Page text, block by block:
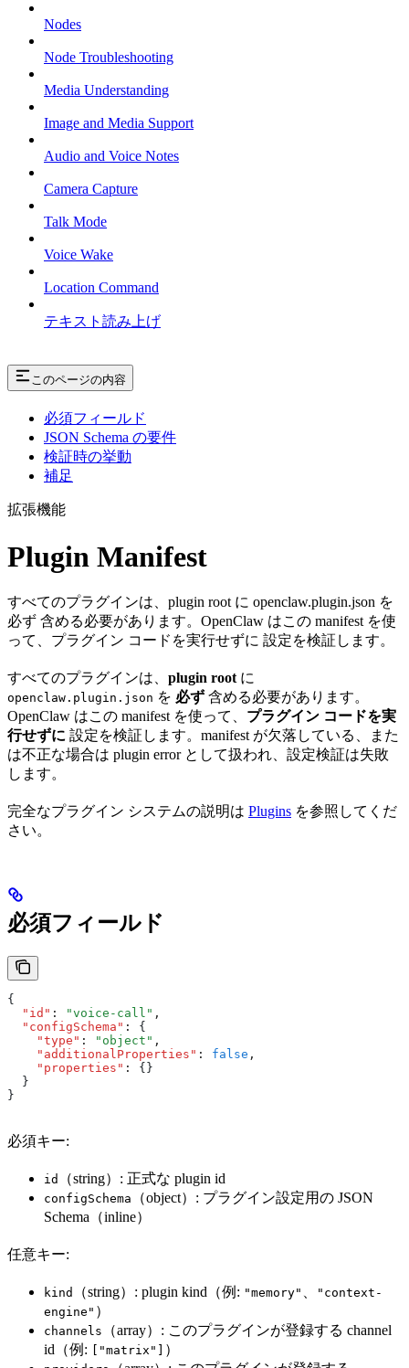
Nodes
Node Troubleshooting
Media Understanding
Image and Media Support
Audio and Voice Notes
Camera Capture
Talk Mode
Voice Wake
Location Command
テキスト読み上げ
このページの内容
必須フィールド
JSON Schema の要件
検証時の挙動
補足
拡張機能
Plugin Manifest
すべてのプラグインは、plugin root に openclaw.plugin.json を
必ず 含める必要があります。OpenClaw はこの manifest を使
って、プラグイン コードを実行せずに 設定を検証します。
すべてのプラグインは、 plugin root に
openclaw.plugin.json を 必ず 含める必要があります。
OpenClaw はこの manifest を使って、 プラグイン コードを実
行せずに 設定を検証します。manifest が欠落している、また
は不正な場合は plugin error として扱われ、設定検証は失敗
します。
完全なプラグイン システムの説明は Plugins を参照してくだ
さい。
必須フィールド
{
  "id"
: "voice-call" ,
  "configSchema"
:
{
    "type"
: "object" ,
    "additionalProperties"
: false ,
    "properties"
:
{}
  }
}
必須キー:
id （string）: 正式な plugin id
configSchema
（object）: プラグイン設定用の JSON
Schema（inline）
任意キー:
kind （string）: plugin kind（例: "memory"
"context-
engine" ）
channels
（array）: このプラグインが登録する channel
id（例:
["matrix"] ）